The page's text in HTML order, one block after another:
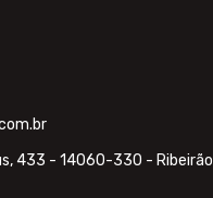
433 - 14060-330 - Ribeirão